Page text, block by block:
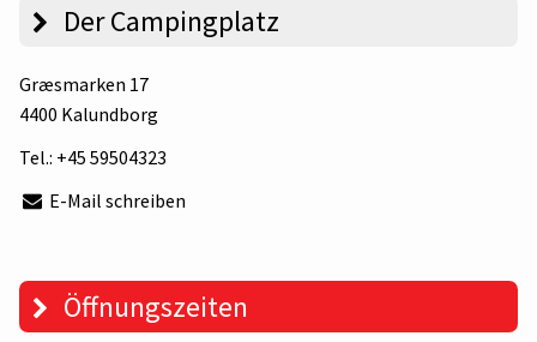
Der Campingplatz
Græsmarken 17
4400 Kalundborg
Tel.: +45 59504323
E-Mail schreiben
Öffnungszeiten